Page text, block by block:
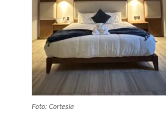
Foto: Cortesía